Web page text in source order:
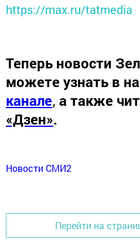
https://max.ru/tatmedia
Теперь новости
можете узнать в
канале, а также
«Дзен».
Новости СМИ2
Перейти на